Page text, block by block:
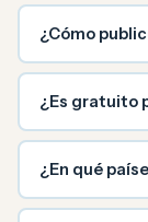
¿Cómo
¿Es gratuito
¿En qué